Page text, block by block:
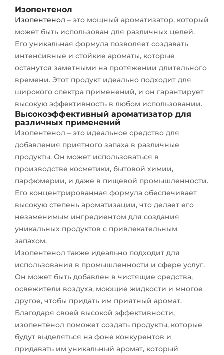
Изопентенол
Изопентенол – это мощный ароматизатор, который
может быть использован для различных целей.
Его уникальная формула позволяет создавать
интенсивные и стойкие ароматы, которые
останутся заметными на протяжении длительного
времени. Этот продукт идеально подходит для
широкого спектра применений, и он гарантирует
высокую эффективность в любом использовании.
Высокоэффективный ароматизатор для
различных применений
Изопентенол – это идеальное средство для
добавления приятного запаха в различные
продукты. Он может использоваться в
производстве косметики, бытовой химии,
парфюмерии, и даже в пищевой промышленности.
Его концентрированная формула обеспечивает
высокую степень ароматизации, что делает его
незаменимым ингредиентом для создания
уникальных продуктов с привлекательным
запахом.
Изопентенол также идеально подходит для
использования в промышленности и сфере услуг.
Он может быть добавлен в чистящие средства,
освежители воздуха, моющие жидкости и многое
другое, чтобы придать им приятный аромат.
Благодаря своей высокой эффективности,
изопентенол поможет создать продукты, которые
будут выделяться на фоне конкурентов и
придавать им уникальный аромат, который